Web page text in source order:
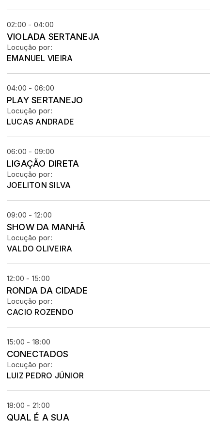
02:00 - 04:00
VIOLADA SERTANEJA
Locução por:
EMANUEL VIEIRA
04:00 - 06:00
PLAY SERTANEJO
Locução por:
LUCAS ANDRADE
06:00 - 09:00
LIGAÇÃO DIRETA
Locução por:
JOELITON SILVA
09:00 - 12:00
SHOW DA MANHÃ
Locução por:
VALDO OLIVEIRA
12:00 - 15:00
RONDA DA CIDADE
Locução por:
CACIO ROZENDO
15:00 - 18:00
CONECTADOS
Locução por:
LUIZ PEDRO JÚNIOR
18:00 - 21:00
QUAL É A SUA